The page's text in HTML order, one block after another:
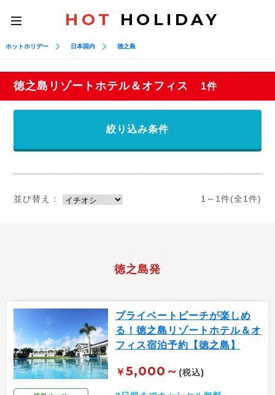
toggle
navigation
HOT HOLIDAY
ホットホリデー 日本国内 徳之島
徳之島リゾートホテル＆オフィス 1件
絞り込み条件
並び替え： 1～1件(全1件)
徳之島発
プライベートビーチが楽しめ
る！徳之島リゾートホテル＆オ
フィス宿泊予約【徳之島】
￥5,000～ (税込)